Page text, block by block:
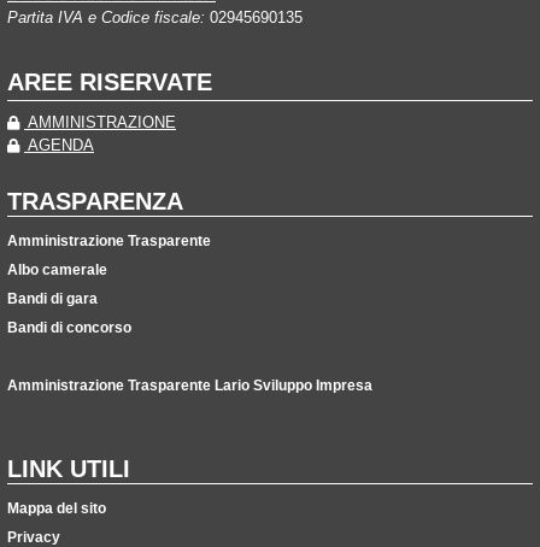
Partita IVA e Codice fiscale: 02945690135
AREE RISERVATE
AMMINISTRAZIONE
AGENDA
TRASPARENZA
Amministrazione Trasparente
Albo camerale
Bandi di gara
Bandi di concorso
Amministrazione Trasparente Lario Sviluppo Impresa
LINK UTILI
Mappa del sito
Privacy